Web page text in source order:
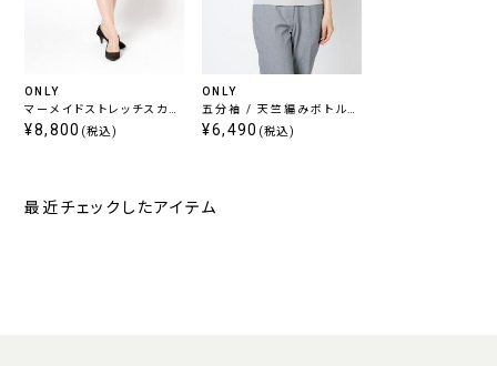
ONLY
マーメイドストレッチスカー
ト チャコール無地
¥8,800 (税込)
ONLY
五分袖 / 天竺編みボトルネ
ックニット グレー
¥6,490 (税込)
最近チェックしたアイテム